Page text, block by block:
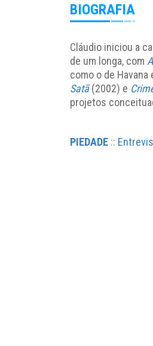
BIOGRAFIA
Cláudio iniciou a
de um longa, com
como o de
Satã(2002) e
projetos
PIEDADE ::